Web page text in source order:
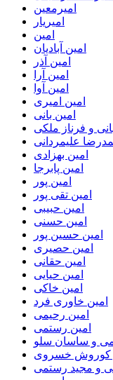
امیرمعین
امیریار
امین
امین آبادیان
امین آذر
امین آرا
امین آوا
امین امیری
امین بانی
و فرناز ملکی
علیمردانی
امین بهزادی
امین پابرجا
امین پور
امین تقی پور
امین حبیبی
امین حسنی
امین حسین پور
امین حصیری
امین حقانی
امین حیایی
امین خاکی
امین خاوری فرد
امین رحیمی
امین رستمی
و ساسان سلو
کوروش خسروی
و مجید رستمی